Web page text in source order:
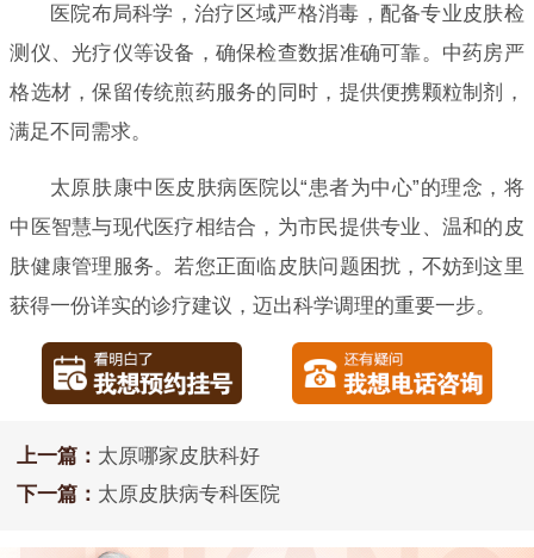
医院布局科学，治疗区域严格消毒，配备专业皮肤检
测仪、光疗仪等设备，确保检查数据准确可靠。中药房严
格选材，保留传统煎药服务的同时，提供便携颗粒制剂，
满足不同需求。
太原肤康中医皮肤病医院以“患者为中心”的理念，将
中医智慧与现代医疗相结合，为市民提供专业、温和的皮
肤健康管理服务。若您正面临皮肤问题困扰，不妨到这里
获得一份详实的诊疗建议，迈出科学调理的重要一步。
上一篇： 太原哪家皮肤科好
下一篇： 太原皮肤病专科医院